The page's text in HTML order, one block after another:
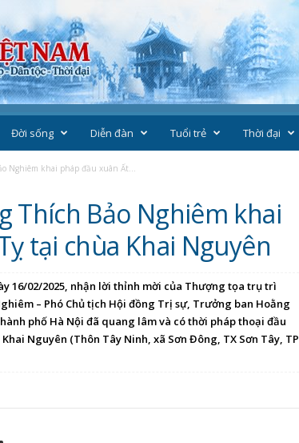
Đời sống Diễn đàn Tuổi trẻ Thời đại
Nghiêm khai pháp đầu xuân Ất...
Thích Bảo Nghiêm khai
tại chùa Khai Nguyên
16/02/2025, nhận lời thỉnh mời của Thượng tọa trụ trì
– Phó Chủ tịch Hội đồng Trị sự, Trưởng ban Hoằng
phố Hà Nội đã quang lâm và có thời pháp thoại đầu
Nguyên (Thôn Tây Ninh, xã Sơn Đông, TX Sơn Tây, TP